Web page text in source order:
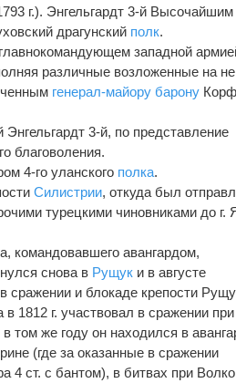
г.). Энгельгардт 3-й Высочайшим
драгунский полк.
западной
различные возложенные на
генерал-майору барону
3-й, по представление
благоволения.
4-го уланского полка.
Силистрии, откуда был
турецкими чиновниками до г.
командовавшего авангардом,
снова в Рущук и в августе
сражении и блокаде крепости
в 1812 г. участвовал в сражении
том же году он находился в
(где за оказанные в сражении
4 ст. с бантом), в битвах при